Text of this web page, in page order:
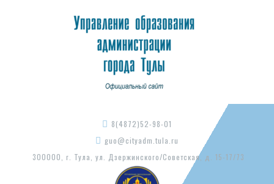
8(4872)52-98-01
guo@cityadm.tula.ru
300000, г. Тула, ул. Дзержинского/Советская, д. 15-17/73